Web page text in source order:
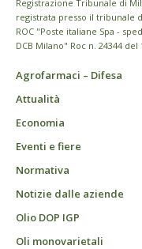
Registrazione Tribunale di
registrata presso il tribunale
ROC "Poste italiane Spa -
DCB Milano" Roc n. 24344 del
Agrofarmaci – Difesa
Attualità
Economia
Eventi e fiere
Normativa
Notizie dalle aziende
Olio DOP IGP
Oli monovarietali